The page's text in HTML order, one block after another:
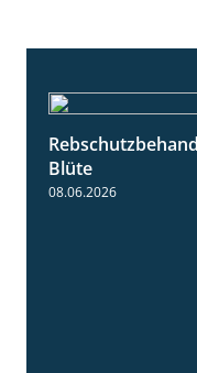
Blüte
08.06.2026